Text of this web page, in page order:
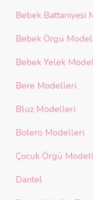
Bebek Battaniyesi
Bebek Örgü
Bebek Yelek
Bere Modelleri
Bluz Modelleri
Bolero Modelleri
Çocuk Örgü
Dantel